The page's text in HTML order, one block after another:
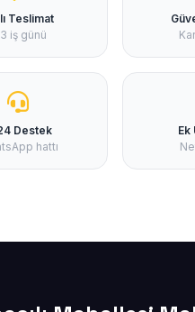
Teslimat
iş günü
Destek
hattı
Ek